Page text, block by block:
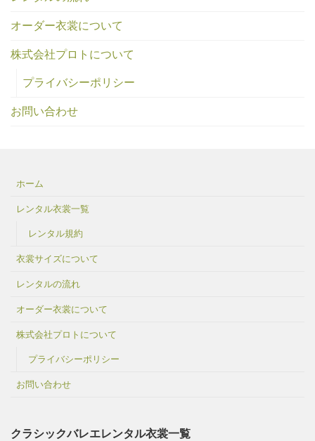
オーダー衣裳について
株式会社プロトについて
プライバシーポリシー
お問い合わせ
ホーム
レンタル衣裳一覧
レンタル規約
衣裳サイズについて
レンタルの流れ
オーダー衣裳について
株式会社プロトについて
プライバシーポリシー
お問い合わせ
クラシックバレエレンタル衣裳一覧